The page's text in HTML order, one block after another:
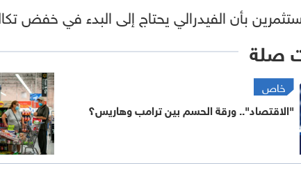
بأن الفيدرالي يحتاج إلى البدء في خفض
صلة
خاص
"الاقتصاد".. ورقة الحسم بين ترامب وهاريس؟